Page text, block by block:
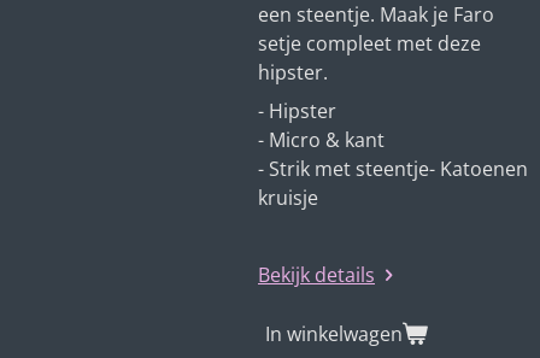
een steentje. Maak je Faro
setje compleet met deze
hipster.
- Hipster
- Micro & kant
- Strik met steentje- Katoenen
kruisje
Bekijk details
In winkelwagen